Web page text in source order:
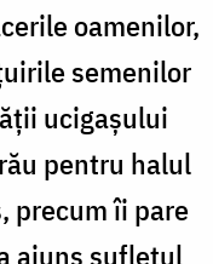
oamenilor,
semenilor
ucigaşului
pentru halul
precum îi pare
ajuns sufletul